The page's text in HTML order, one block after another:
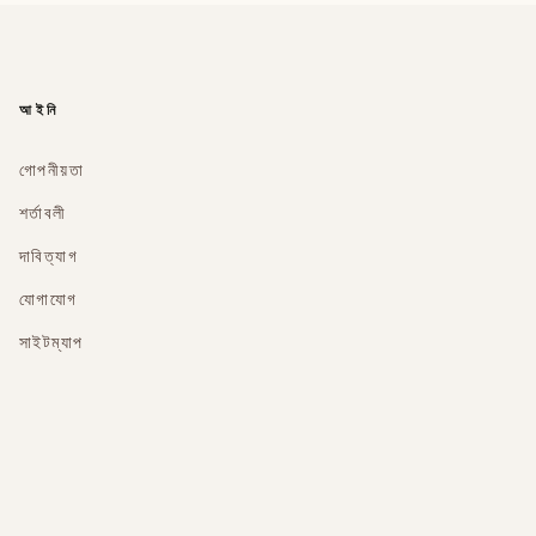
আইনি
গোপনীয়তা
শর্তাবলী
দাবিত্যাগ
যোগাযোগ
সাইটম্যাপ